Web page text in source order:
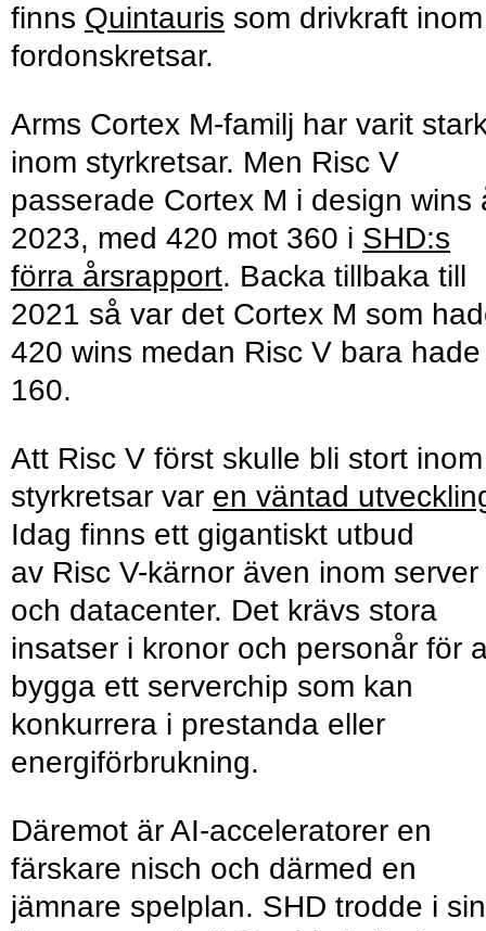
finns Quintauris som drivkraft inom
fordonskretsar.
Arms Cortex M-familj har varit
inom styrkretsar. Men Risc V
passerade Cortex M i design wins
2023, med 420 mot 360 i SHD:s
förra årsrapport. Backa tillbaka till
2021 så var det Cortex M som
420 wins medan Risc V bara hade
160.
Att Risc V först skulle bli stort inom
styrkretsar var en väntad
Idag finns ett gigantiskt utbud
av Risc V-kärnor även inom server
och datacenter. Det krävs stora
insatser i kronor och personår för
bygga ett serverchip som kan
konkurrera i prestanda eller
energiförbrukning.
Däremot är AI-acceleratorer en
färskare nisch och därmed en
jämnare spelplan. SHD trodde i sin